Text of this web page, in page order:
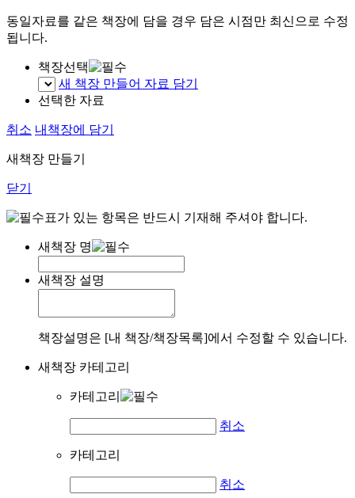
동일자료를 같은 책장에 담을 경우 담은 시점만 최신으로 수정
됩니다.
책장선택
새 책장 만들어 자료 담기
선택한 자료
취소 내책장에 담기
새책장 만들기
닫기
표가 있는 항목은 반드시 기재해 주셔야 합니다.
새책장 명
새책장 설명
책장설명은 [내 책장/책장목록]에서 수정할 수 있습니다.
새책장 카테고리
카테고리
취소
카테고리
취소